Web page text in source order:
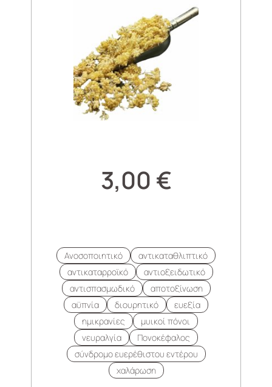
3,00 €
Ανοσοποιητικό
αντικαταθλιπτικό
αντικαταρροϊκό
αντιοξειδωτικό
αντισπασμωδικό
αποτοξίνωση
αϋπνία
διουρητικό
ευεξία
ημικρανίες
μυικοί πόνοι
νευραλγία
Πονοκέφαλος
σύνδρομο ευερέθιστου εντέρου
χαλάρωση